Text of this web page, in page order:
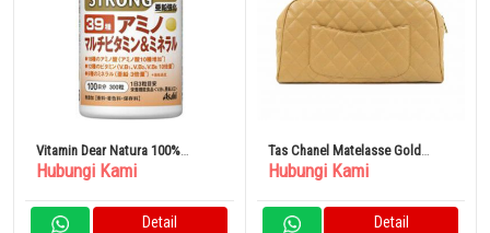
Vitamin Dear Natura 100%
Original Dari Jepang Asahi
Hubungi Kami
Detail
Tas Chanel Matelasse Gold
Hardware
Hubungi Kami
Detail